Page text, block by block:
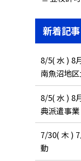
新着記事
8/5( 水 ) 8
南魚沼地
8/5( 水 ) 8
典派遣事
7/30( 木 )
動